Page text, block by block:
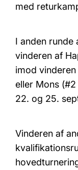
med
I anden runde
vinderen af
imod
eller Mons
22. og 25.
Vinderen af